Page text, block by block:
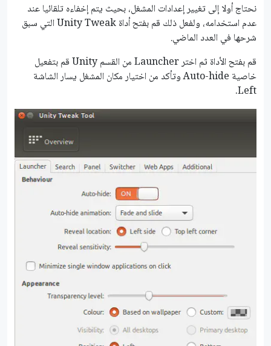
نحتاج أولا إلى تغيير إعدادات المشغل، بحيث يتم إخفاءه تلقائيا عند
عدم استخدامه، ولفعل ذلك قم بفتح أداة Unity Tweak التي سبق
شرحها في العدد الماضي.
قم بفتح الأداة ثم اختر Launcher من القسم Unity قم بتفعيل
خاصية Auto-hide وتأكد من اختيار مكان المشغل يسار الشاشة
Left.